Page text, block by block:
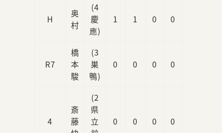
H
奥
村
(4
慶
應)
1 1 0 0
R7
橋
本
駿
(3
巣
鴨)
0 0 0 0
4
斎
藤
(2
県
立
0 0 0 0